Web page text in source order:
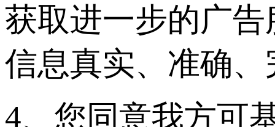
获取进一步的广
信息真实、准确
4、您同意我方可